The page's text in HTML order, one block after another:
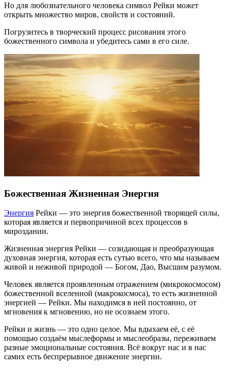
Но для любознательного человека символ Рейки может
открыть множество миров, свойств и состояний.
Погрузитесь в творческий процесс рисования этого
божественного символа и убедитесь сами в его силе.
Божественная Жизненная Энергия
Энергия Рейки — это энергия божественной творящей силы,
которая является и первопричиной всех процессов в
мироздании.
Жизненная энергия Рейки — созидающая и преобразующая
духовная энергия, которая есть сутью всего, что мы называем
живой и неживой природой — Богом, Дао, Высшим разумом.
Человек является проявленным отражением (микрокосмосом)
божественной вселенной (макрокосмоса), то есть жизненной
энергией — Рейки. Мы находимся в ней постоянно, от
мгновения к мгновению, но не осознаем этого.
Рейки и жизнь — это одно целое. Мы вдыхаем её, с её
помощью создаём мыслеформы и мыслеобразы, переживаем
разные эмоциональные состояния. Всё вокруг нас и в нас
самих есть беспрерывное движение энергии.